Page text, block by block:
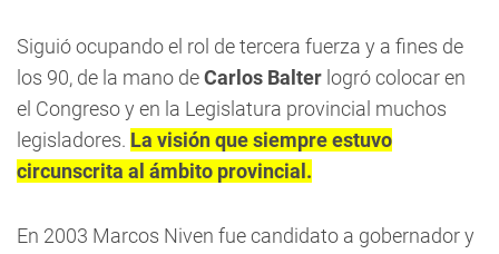
Siguió ocupando el rol de tercera fuerza y a fines de
los 90, de la mano deCarlos Balter logró colocar en
el Congreso y en la Legislatura provincial muchos
legisladores. La visión que siempre estuvo
circunscrita al ámbito provincial.
En 2003 Marcos Niven fue candidato a gobernador y